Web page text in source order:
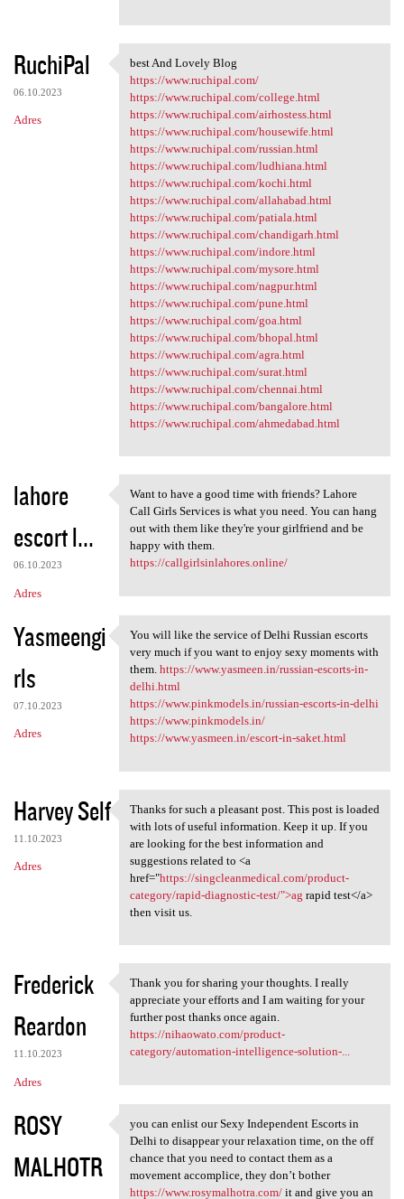
RuchiPal
06.10.2023
Adres
best And Lovely Blog
best And Lovely Blog
https://www.ruchipal.com/
https://www.ruchipal.com/college.html
https://www.ruchipal.com/airhostess.html
https://www.ruchipal.com/housewife.html
https://www.ruchipal.com/russian.html
https://www.ruchipal.com/ludhiana.html
https://www.ruchipal.com/kochi.html
https://www.ruchipal.com/allahabad.html
https://www.ruchipal.com/patiala.html
https://www.ruchipal.com/chandigarh.html
https://www.ruchipal.com/indore.html
https://www.ruchipal.com/mysore.html
https://www.ruchipal.com/nagpur.html
https://www.ruchipal.com/pune.html
https://www.ruchipal.com/goa.html
https://www.ruchipal.com/bhopal.html
https://www.ruchipal.com/agra.html
https://www.ruchipal.com/surat.html
https://www.ruchipal.com/chennai.html
https://www.ruchipal.com/bangalore.html
https://www.ruchipal.com/ahmedabad.html
lahore
escort l...
06.10.2023
Adres
Want to have a good time with
Want to have a good time with friends? Lahore
Call Girls Services is what you need. You can hang
out with them like they're your girlfriend and be
happy with them.
https://callgirlsinlahores.online/
Yasmeengi
rls
07.10.2023
Adres
You will like the service of
You will like the service of Delhi Russian escorts
very much if you want to enjoy sexy moments with
them. https://www.yasmeen.in/russian-escorts-in-
delhi.html
https://www.pinkmodels.in/russian-escorts-in-delhi
https://www.pinkmodels.in/
https://www.yasmeen.in/escort-in-saket.html
Harvey Self
11.10.2023
Adres
Thanks for such a pleasant
Thanks for such a pleasant post. This post is loaded
with lots of useful information. Keep it up. If you
are looking for the best information and
suggestions related to <a
href="https://singcleanmedical.com/product-
category/rapid-diagnostic-test/">ag rapid test</a>
then visit us.
Frederick
Reardon
11.10.2023
Adres
Thank you for sharing your
Thank you for sharing your thoughts. I really
appreciate your efforts and I am waiting for your
further post thanks once again.
https://nihaowato.com/product-
category/automation-intelligence-solution-...
ROSY
MALHOTR
you can enlist our Sexy
you can enlist our Sexy Independent Escorts in
Delhi to disappear your relaxation time, on the off
chance that you need to contact them as a
movement accomplice, they don’t bother
https://www.rosymalhotra.com/it and give you an